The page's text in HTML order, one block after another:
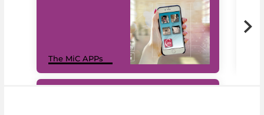
The MiC APPs